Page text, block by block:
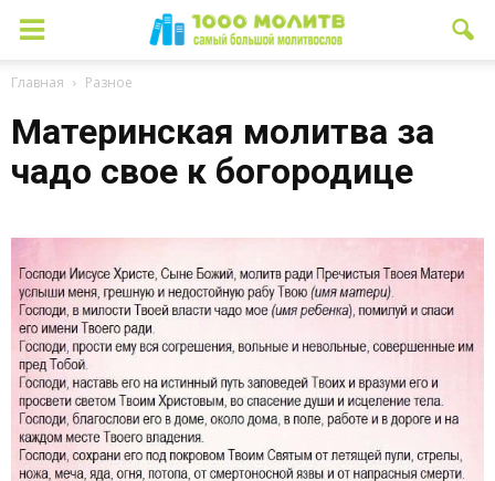
Главная Разное
Материнская молитва за
чадо свое к богородице